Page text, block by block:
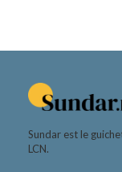
Sundar est le
LCN.